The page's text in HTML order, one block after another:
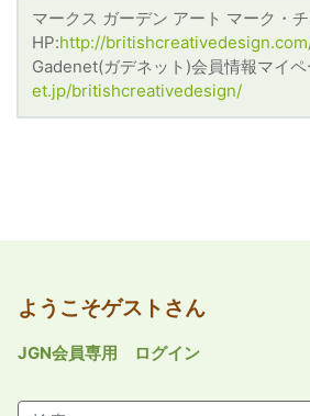
マークス ガーデン アート マーク・
HP:http://
Gadenet(ガデネット)会員情報マイペ
et.jp/britishcreativedesign/
ようこそゲストさん
JGN会員専用 ログイン